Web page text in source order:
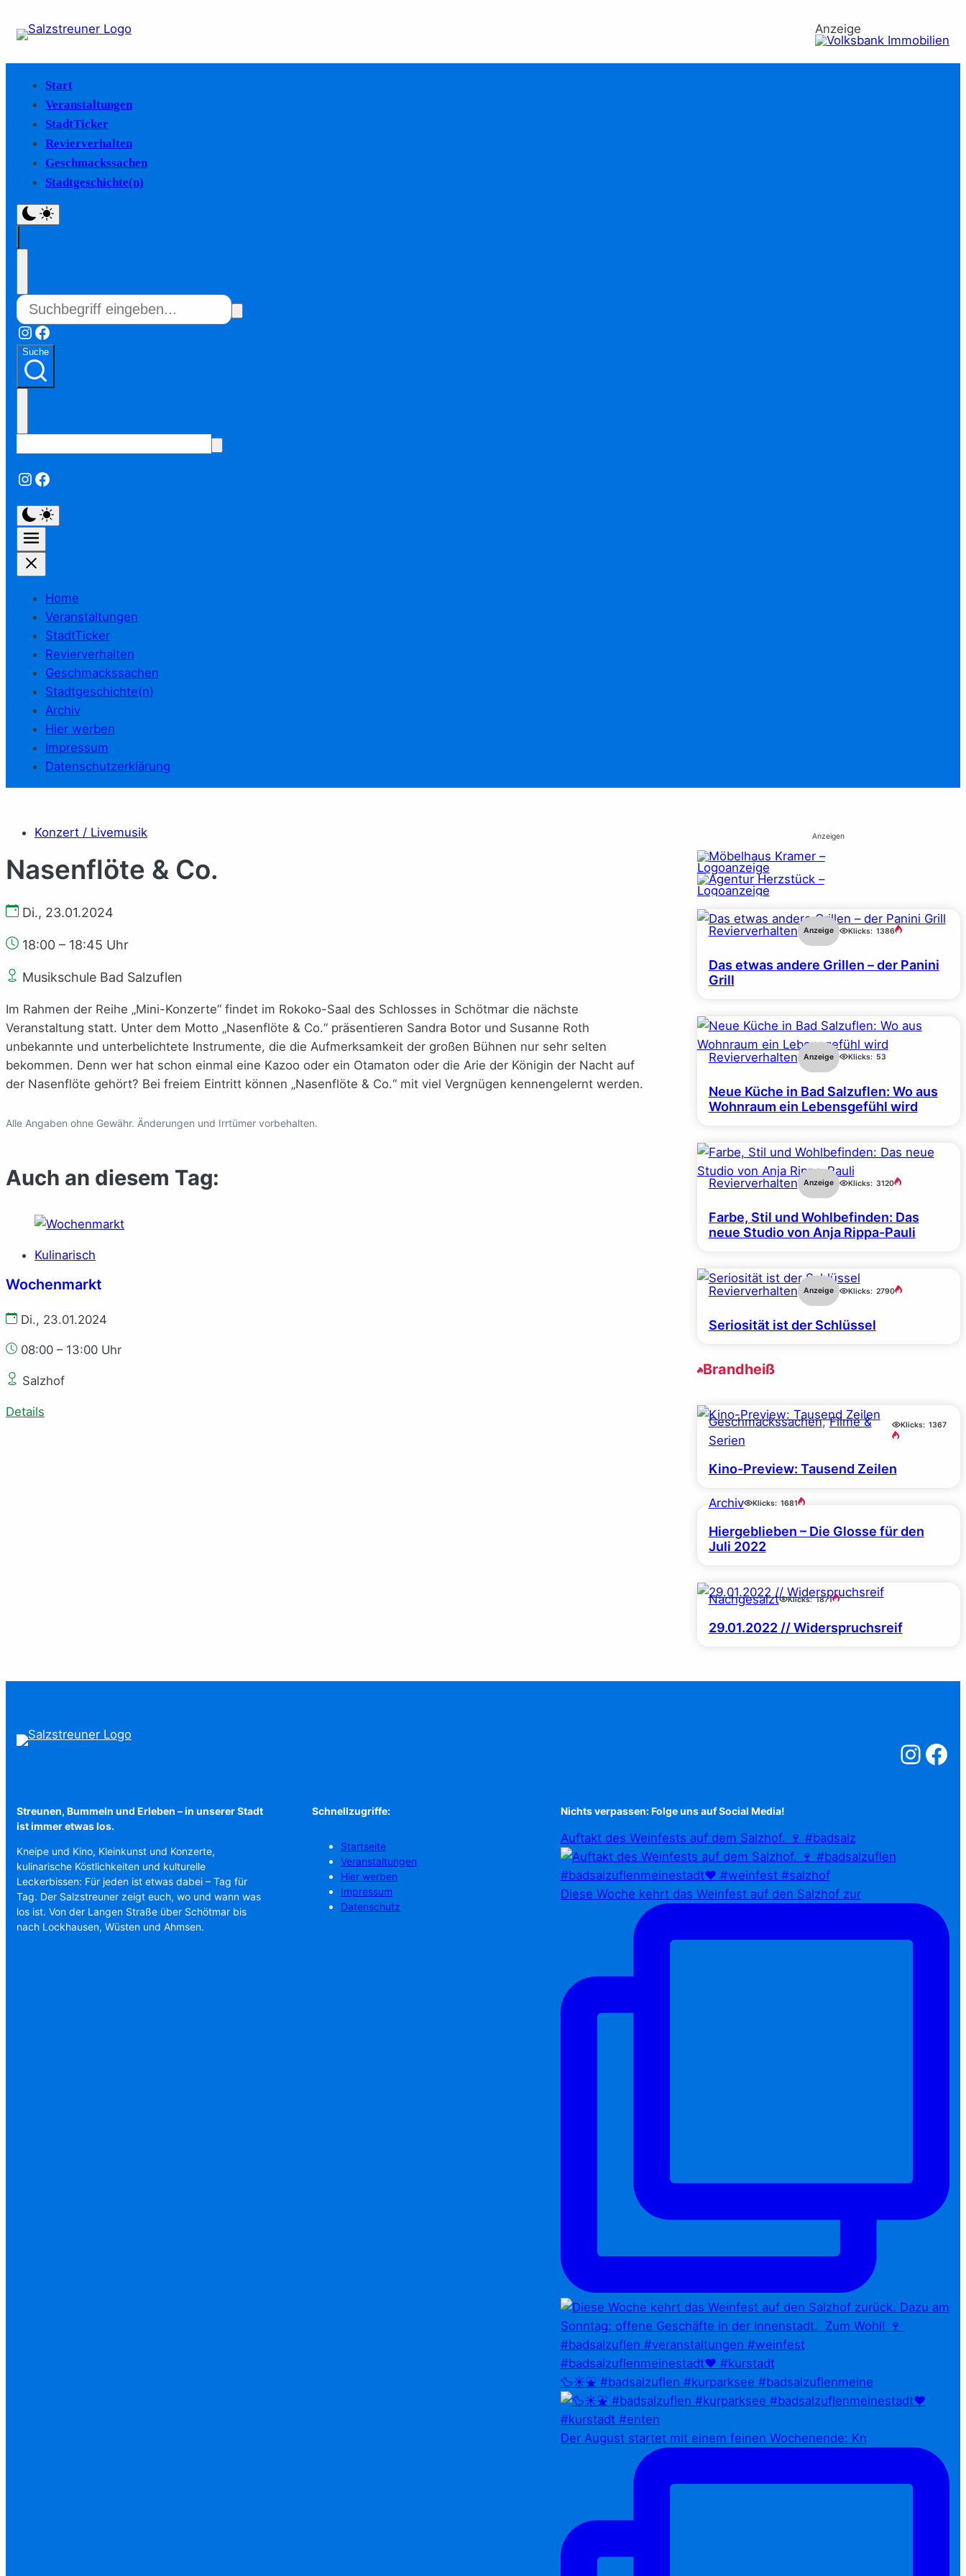
Anzeige
Start
Veranstaltungen
StadtTicker
Revierverhalten
Geschmackssachen
Stadtgeschichte(n)
Instagram
Facebook
Suche
Instagram
Facebook
Home
Veranstaltungen
StadtTicker
Revierverhalten
Geschmackssachen
Stadtgeschichte(n)
Archiv
Hier werben
Impressum
Datenschutzerklärung
Konzert / Livemusik
Nasenflöte & Co.
Di., 23.01.2024
18:00 – 18:45 Uhr
Musikschule Bad Salzuflen
Im Rahmen der Reihe „Mini-Konzerte“ findet im Rokoko-Saal des Schlosses in Schötmar die nächste
Veranstaltung statt. Unter dem Motto „Nasenflöte & Co.“ präsentieren Sandra Botor und Susanne Roth
unbekannte und unterbelichtete Instrumente, die die Aufmerksamkeit der großen Bühnen nur sehr selten
bekommen. Denn wer hat schon einmal eine Kazoo oder ein Otamaton oder die Arie der Königin der Nacht auf
der Nasenflöte gehört? Bei freiem Eintritt können „Nasenflöte & Co.“ mit viel Vergnügen kennengelernt werden.
Alle Angaben ohne Gewähr. Änderungen und Irrtümer vorbehalten.
Auch an diesem Tag:
Kulinarisch
Wochenmarkt
Di., 23.01.2024
08:00 – 13:00 Uhr
Salzhof
Details
Anzeigen
Revierverhalten Anzeige Klicks: 1386
Das etwas andere Grillen – der Panini
Grill
Revierverhalten Anzeige Klicks: 53
Neue Küche in Bad Salzuflen: Wo aus
Wohnraum ein Lebensgefühl wird
Revierverhalten Anzeige Klicks: 3120
Farbe, Stil und Wohlbefinden: Das
neue Studio von Anja Rippa-Pauli
Revierverhalten Anzeige Klicks: 2790
Seriosität ist der Schlüssel
Brandheiß
Geschmackssachen, Filme &
Serien
Klicks: 1367
Kino-Preview: Tausend Zeilen
Archiv Klicks: 1681
Hiergeblieben – Die Glosse für den
Juli 2022
Nachgesalzt Klicks: 1871
29.01.2022 // Widerspruchsreif
Salzstreuner
Streunen, Bummeln und Erleben – in unserer Stadt
ist immer etwas los.
Kneipe und Kino, Kleinkunst und Konzerte,
kulinarische Köstlichkeiten und kulturelle
Leckerbissen: Für jeden ist etwas dabei – Tag für
Tag. Der Salzstreuner zeigt euch, wo und wann was
los ist. Von der Langen Straße über Schötmar bis
nach Lockhausen, Wüsten und Ahmsen.
Schnellzugriffe:
Startseite
Veranstaltungen
Hier werben
Impressum
Datenschutz
Nichts verpassen: Folge uns auf Social Media!
Auftakt des Weinfests auf dem Salzhof. 🍷 #badsalz
Diese Woche kehrt das Weinfest auf den Salzhof zur
🦆☀️⛲ #badsalzuflen #kurparksee #badsalzuflenmeine
Der August startet mit einem feinen Wochenende: Kn